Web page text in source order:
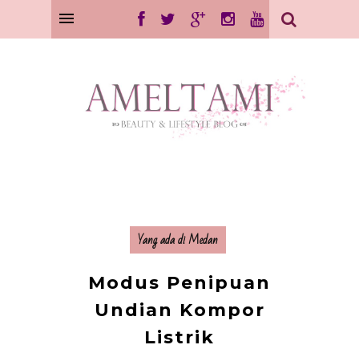
Yang ada di Medan
Modus Penipuan
Undian Kompor
Listrik